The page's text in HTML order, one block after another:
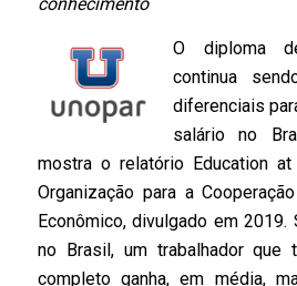
conhecimento
O diploma
continua
diferenciais
salário no
mostra o relatório Education at
Organização para a
Econômico, divulgado em 2019.
no Brasil, um trabalhador que
completo ganha, em média,